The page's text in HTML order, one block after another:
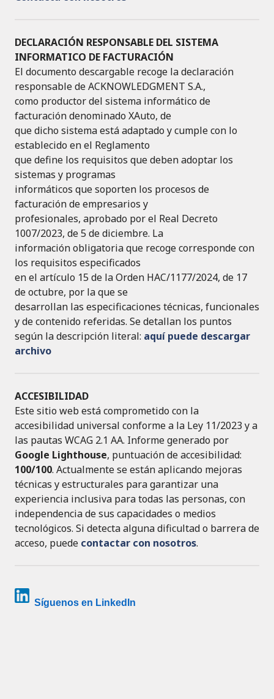
DECLARACIÓN RESPONSABLE DEL SISTEMA
INFORMATICO DE FACTURACIÓN
El documento descargable recoge la declaración
responsable de ACKNOWLEDGMENT S.A.,
como productor del sistema informático de
facturación denominado XAuto, de
que dicho sistema está adaptado y cumple con lo
establecido en el Reglamento
que define los requisitos que deben adoptar los
sistemas y programas
informáticos que soporten los procesos de
facturación de empresarios y
profesionales, aprobado por el Real Decreto
1007/2023, de 5 de diciembre. La
información obligatoria que recoge corresponde con
los requisitos especificados
en el artículo 15 de la Orden HAC/1177/2024, de 17
de octubre, por la que se
desarrollan las especificaciones técnicas, funcionales
y de contenido referidas. Se detallan los puntos
según la descripción literal: aquí puede descargar
archivo
ACCESIBILIDAD
Este sitio web está comprometido con la
accesibilidad universal conforme a la Ley 11/2023 y a
las pautas WCAG 2.1 AA. Informe generado por
Google Lighthouse, puntuación de accesibilidad:
100/100. Actualmente se están aplicando mejoras
técnicas y estructurales para garantizar una
experiencia inclusiva para todas las personas, con
independencia de sus capacidades o medios
tecnológicos. Si detecta alguna dificultad o barrera de
acceso, puede contactar con nosotros.
Síguenos en LinkedIn